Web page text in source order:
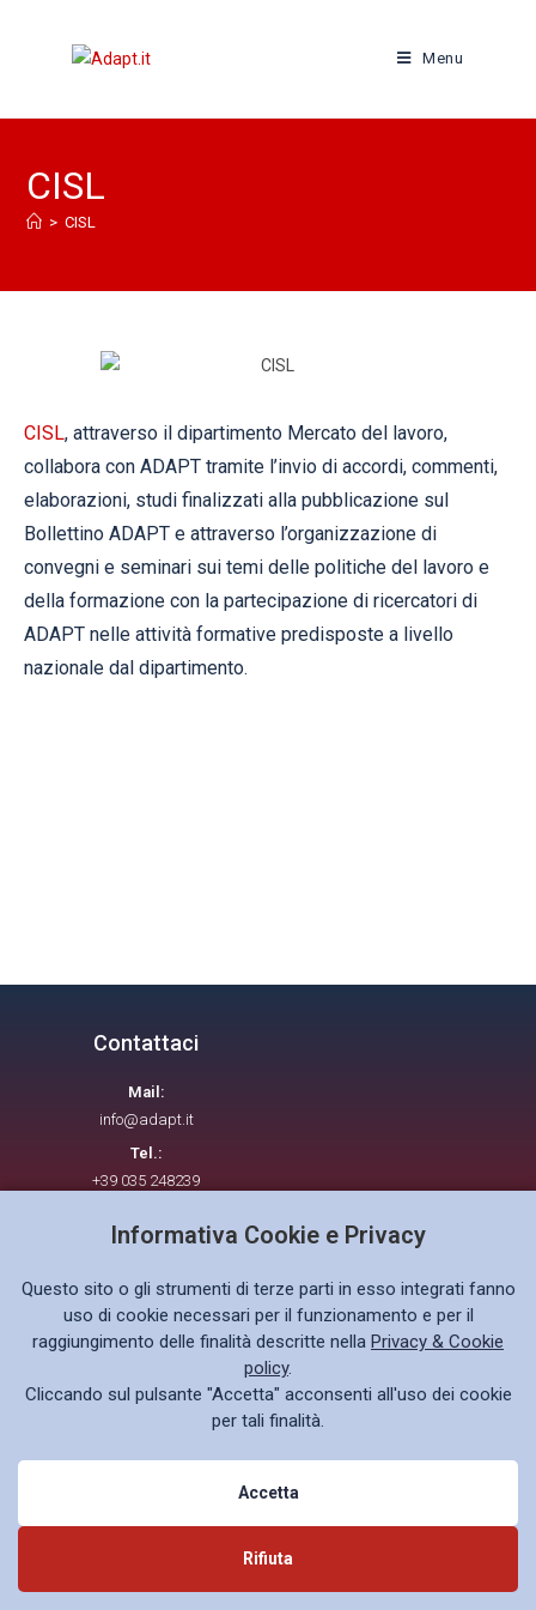
Menu
CISL
> CISL
CISL, attraverso il dipartimento Mercato del lavoro,
collabora con ADAPT tramite l’invio di accordi, commenti,
elaborazioni, studi finalizzati alla pubblicazione sul
Bollettino ADAPT e attraverso l’organizzazione di
convegni e seminari sui temi delle politiche del lavoro e
della formazione con la partecipazione di ricercatori di
ADAPT nelle attività formative predisposte a livello
nazionale dal dipartimento.
Contattaci
Mail:
info@adapt.it
Tel.:
+39 035 248239
Privacy policy GDPR
Informativa Cookie e Privacy
Questo sito o gli strumenti di terze parti in esso integrati fanno
uso di cookie necessari per il funzionamento e per il
raggiungimento delle finalità descritte nella Privacy & Cookie
policy.
Cliccando sul pulsante "Accetta" acconsenti all'uso dei cookie
per tali finalità.
Accetta
Rifiuta